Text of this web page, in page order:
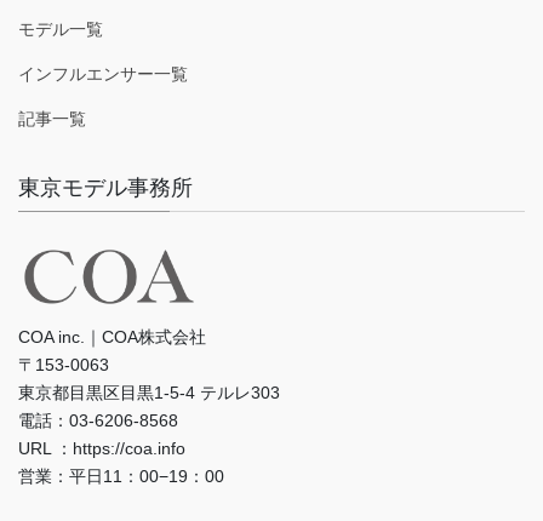
モデル一覧
インフルエンサー一覧
記事一覧
東京モデル事務所
COA inc.｜COA株式会社
〒153-0063
東京都目黒区目黒1-5-4 テルレ303
電話：03-6206-8568
URL ：https://coa.info
営業：平日11：00−19：00